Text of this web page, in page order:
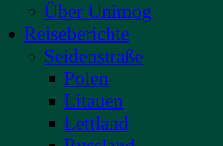
Über Unimog
Reiseberichte
Seidenstraße
Polen
Litauen
Lettland